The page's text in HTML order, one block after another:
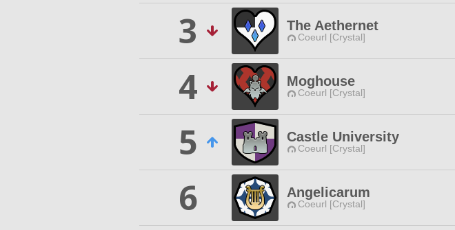
3
The Aethernet
Coeurl [Crystal]
4
Moghouse
Coeurl [Crystal]
5
Castle University
Coeurl [Crystal]
6
Angelicarum
Coeurl [Crystal]